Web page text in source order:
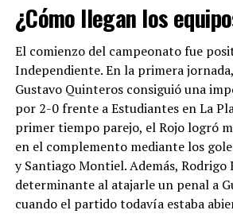
¿Cómo llegan los
El comienzo del campeonato fue
Independiente. En la primera
Gustavo Quinteros consiguió una
por 2-0 frente a Estudiantes en La
primer tiempo parejo, el Rojo logró
en el complemento mediante los
y Santiago Montiel. Además, Rodrigo
determinante al atajarle un penal a
cuando el partido todavía estaba